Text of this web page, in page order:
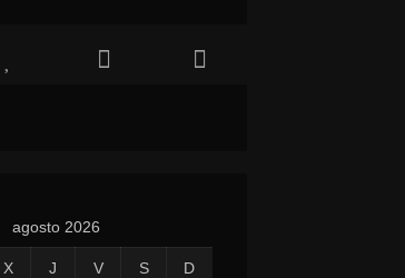
agosto 2026
X J V S D